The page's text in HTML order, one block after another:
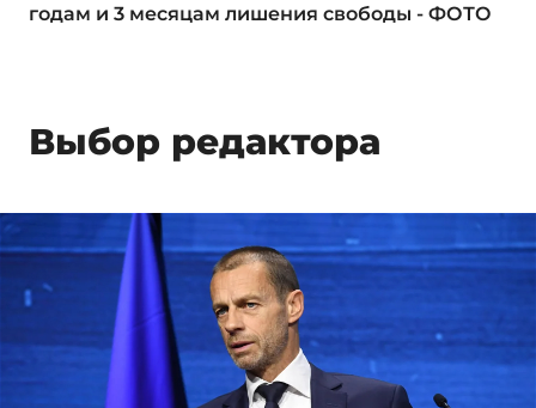
годам и 3 месяцам лишения свободы - ФОТО
Выбор редактора